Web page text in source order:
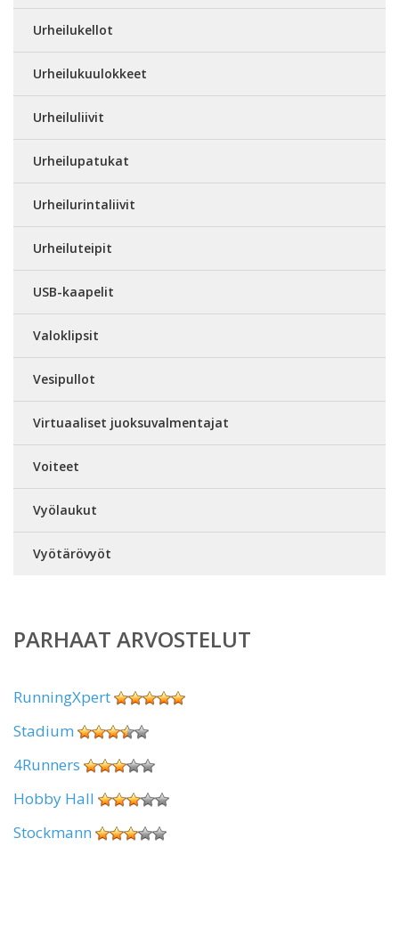
Urheilukellot
Urheilukuulokkeet
Urheiluliivit
Urheilupatukat
Urheilurintaliivit
Urheiluteipit
USB-kaapelit
Valoklipsit
Vesipullot
Virtuaaliset juoksuvalmentajat
Voiteet
Vyölaukut
Vyötärövyöt
PARHAAT ARVOSTELUT
RunningXpert
Stadium
4Runners
Hobby Hall
Stockmann